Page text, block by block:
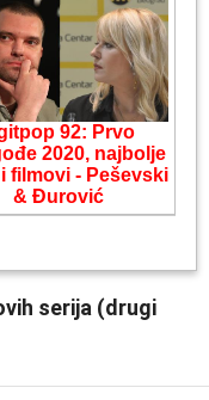
92: Prvo
2020, najbolje
filmovi - Peševski
& Đurović
serija (drugi